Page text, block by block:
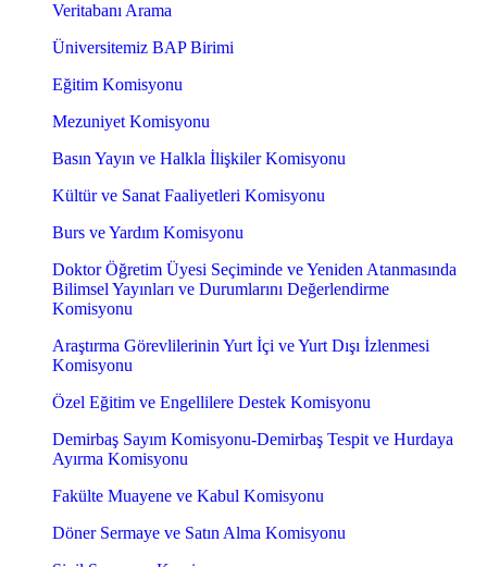
Veritabanı Arama
Üniversitemiz BAP Birimi
Eğitim Komisyonu
Mezuniyet Komisyonu
Basın Yayın ve Halkla İlişkiler Komisyonu
Kültür ve Sanat Faaliyetleri Komisyonu
Burs ve Yardım Komisyonu
Doktor Öğretim Üyesi Seçiminde ve Yeniden Atanmasında
Bilimsel Yayınları ve Durumlarını Değerlendirme
Komisyonu
Araştırma Görevlilerinin Yurt İçi ve Yurt Dışı İzlenmesi
Komisyonu
Özel Eğitim ve Engellilere Destek Komisyonu
Demirbaş Sayım Komisyonu-Demirbaş Tespit ve Hurdaya
Ayırma Komisyonu
Fakülte Muayene ve Kabul Komisyonu
Döner Sermaye ve Satın Alma Komisyonu